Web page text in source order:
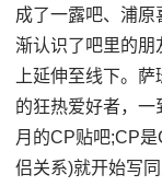
成了一露吧、浦
渐认识了吧里的朋
上延伸至线下。
的狂热爱好者，一
月的CP贴吧;CP
侣关系)就开始写